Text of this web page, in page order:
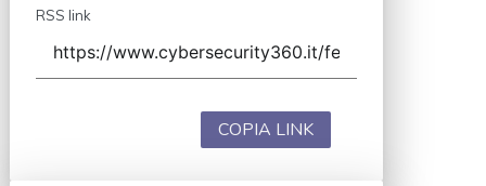
RSS link
COPIA LINK